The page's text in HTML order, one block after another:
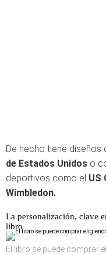
De hecho tiene diseños
de Estados Unidos o
deportivos como el US
Wimbledon.
La personalización, clave
libro
El libro se puede comprar